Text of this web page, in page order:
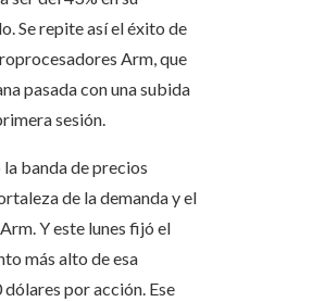
Se repite así el éxito de
Arm, que
pasada con una subida
sesión.
banda de precios
de la demanda y el
Y este lunes fijó el
más alto de esa
por acción. Ese